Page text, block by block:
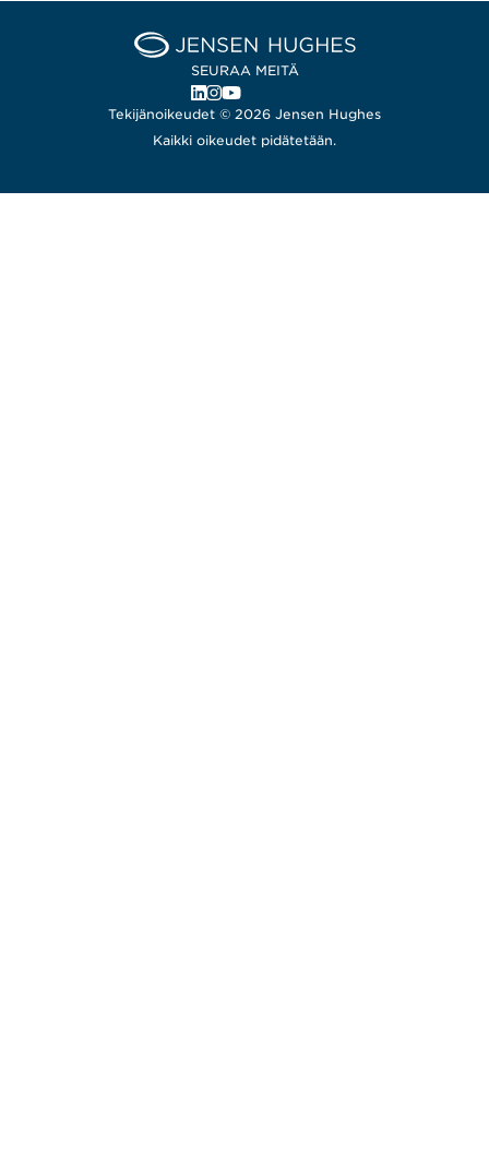
Home Jensen Hughes
SEURAA MEITÄ
, Avautuu uudessa ikkunassa
, Avautuu uudessa ikkunassa
, Avautuu uudessa ikkunassa
Tekijänoikeudet © 2026 Jensen Hughes
Kaikki oikeudet pidätetään.